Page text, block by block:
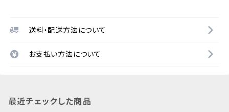
送料・配送方法について
お支払い方法について
最近チェックした商品